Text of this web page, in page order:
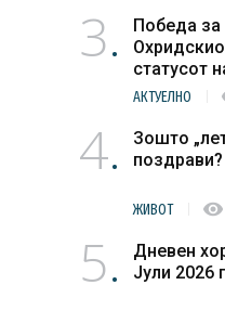
3
Победа за
статусот
културно
АКТУЕЛНО
4
Зошто
поздрави?
ЖИВОТ visibility
5
Дневен
Јули 2026